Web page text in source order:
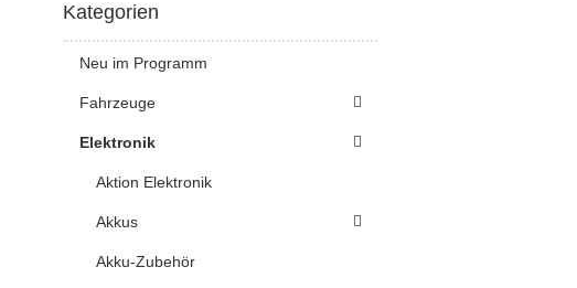
Kategorien
Neu im Programm
Fahrzeuge
Elektronik
Aktion Elektronik
Akkus
Akku-Zubehör